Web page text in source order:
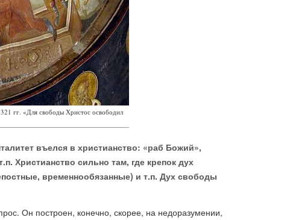
гг. «Для свободы Христос освободил
въелся в христианство: «раб Божий»,
Христианство сильно там, где крепок дух
временнообязанные) и т.п. Дух свободы
Он построен, конечно, скорее, на недоразумении,